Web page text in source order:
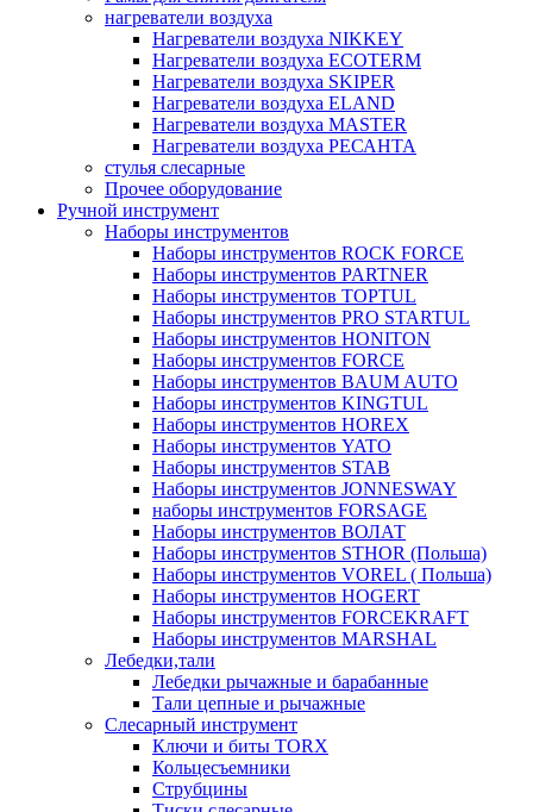
нагреватели воздуха
Нагреватели воздуха NIKKEY
Нагреватели воздуха ECOTERM
Нагреватели воздуха SKIPER
Нагреватели воздуха ELAND
Нагреватели воздуха MASTER
Нагреватели воздуха РЕСАНТА
стулья слесарные
Прочее оборудование
Ручной инструмент
Наборы инструментов
Наборы инструментов ROCK FORCE
Наборы инструментов PARTNER
Наборы инструментов TOPTUL
Наборы инструментов PRO STARTUL
Наборы инструментов HONITON
Наборы инструментов FORCE
Наборы инструментов BAUM AUTO
Наборы инструментов KINGTUL
Наборы инструментов HOREX
Наборы инструментов YATO
Наборы инструментов STAB
Наборы инструментов JONNESWAY
наборы инструментов FORSAGE
Наборы инструментов ВОЛАТ
Наборы инструментов STHOR (Польша)
Наборы инструментов VOREL ( Польша)
Наборы инструментов HOGERT
Наборы инструментов FORCEKRAFT
Наборы инструментов MARSHAL
Лебедки,тали
Лебедки рычажные и барабанные
Тали цепные и рычажные
Слесарный инструмент
Ключи и биты TORX
Кольцесъемники
Струбцины